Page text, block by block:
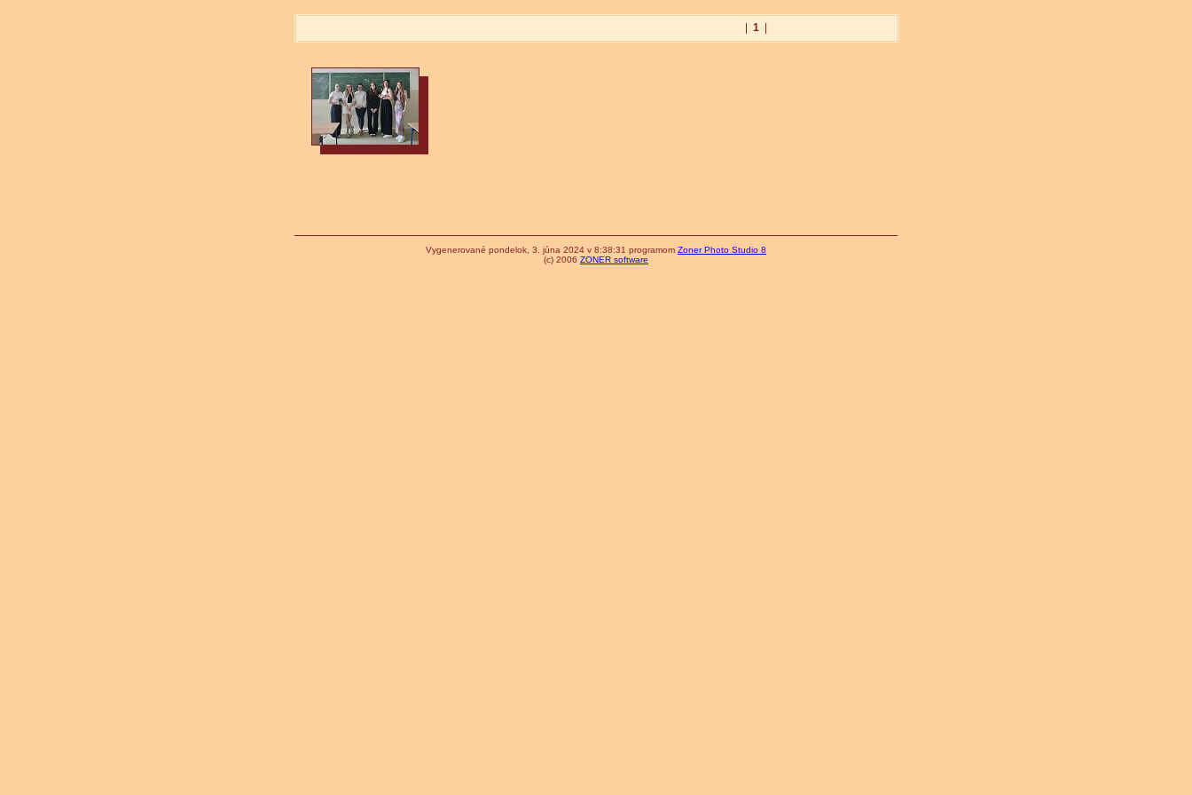
1
Vygenerované pondelok, 3. júna 2024 v 8:38:31 programom Zoner Photo Studio 8
(c) 2006 ZONER software